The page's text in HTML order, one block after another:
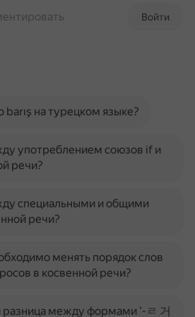
Войти
barış на турецком языке?
употреблением союзов if и
речи?
специальными и общими
речи?
менять порядок слов
в косвенной речи?
разница между формами '-ㄹ 거